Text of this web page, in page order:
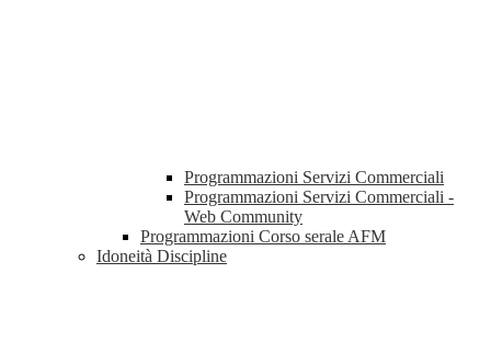
Programmazioni Servizi Commerciali
Programmazioni Servizi Commerciali -
Web Community
Programmazioni Corso serale AFM
Idoneità Discipline